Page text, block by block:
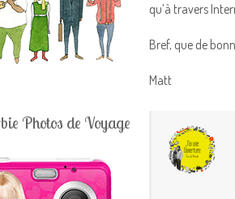
qu’à travers
Bref, que de
Matt
Photos de Voyage